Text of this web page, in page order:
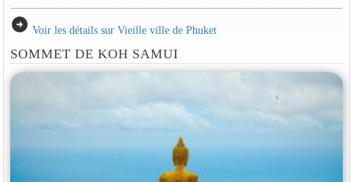
arrow_circle_right Voir les détails sur Vieille ville de Phuket
SOMMET DE KOH SAMUI